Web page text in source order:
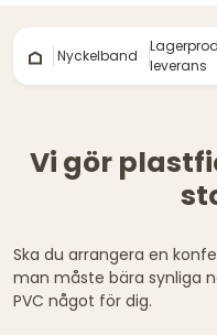
Nyckelband
leverans
Vi gör
Ska du arrangera en
man måste bära synliga
PVC något för dig.